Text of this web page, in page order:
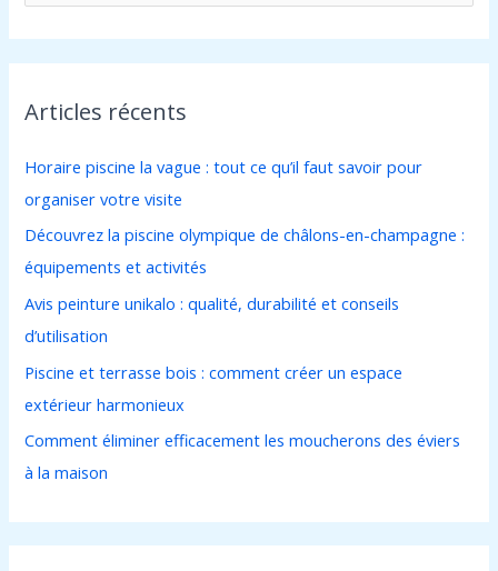
e
c
e
c
h
e
r
:
Articles récents
Horaire piscine la vague : tout ce qu’il faut savoir pour
organiser votre visite
Découvrez la piscine olympique de châlons-en-champagne :
équipements et activités
Avis peinture unikalo : qualité, durabilité et conseils
d’utilisation
Piscine et terrasse bois : comment créer un espace
extérieur harmonieux
Comment éliminer efficacement les moucherons des éviers
à la maison